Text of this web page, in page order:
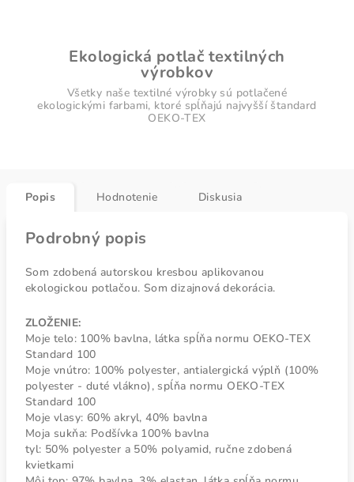
Ekologická potlač textilných
výrobkov
Všetky naše textilné výrobky sú potlačené
ekologickými farbami, ktoré spĺňajú najvyšší štandard
OEKO-TEX
Popis Hodnotenie Diskusia
Podrobný popis
Som zdobená autorskou kresbou aplikovanou
ekologickou potlačou. Som dizajnová dekorácia.
ZLOŽENIE:
Moje telo: 100% bavlna, látka spĺňa normu OEKO-TEX
Standard 100
Moje vnútro: 100% polyester, antialergická výplň (100%
polyester - duté vlákno), spĺňa normu OEKO-TEX
Standard 100
Moje vlasy: 60% akryl, 40% bavlna
Moja sukňa: Podšívka 100% bavlna
tyl: 50% polyester a 50% polyamid, ručne zdobená
kvietkami